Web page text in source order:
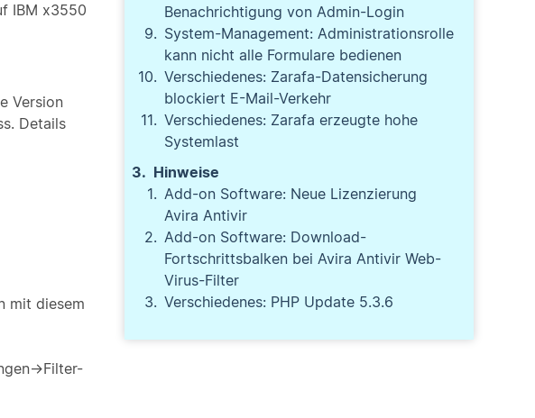
IBM x3550
Version
Details
mit diesem
>Filter-
Benachrichtigung von Admin-Login
System-Management: Administrationsrolle
kann nicht alle Formulare bedienen
Verschiedenes: Zarafa-Datensicherung
blockiert E-Mail-Verkehr
Verschiedenes: Zarafa erzeugte hohe
Systemlast
Hinweise
Add-on Software: Neue Lizenzierung
Avira Antivir
Add-on Software: Download-
Fortschrittsbalken bei Avira Antivir Web-
Virus-Filter
Verschiedenes: PHP Update 5.3.6